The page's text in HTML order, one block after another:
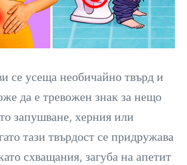
се усеща необичайно твърд и
да е тревожен знак за нещо
запушване, херния или
тази твърдост се придружава
схващания, загуба на апетит